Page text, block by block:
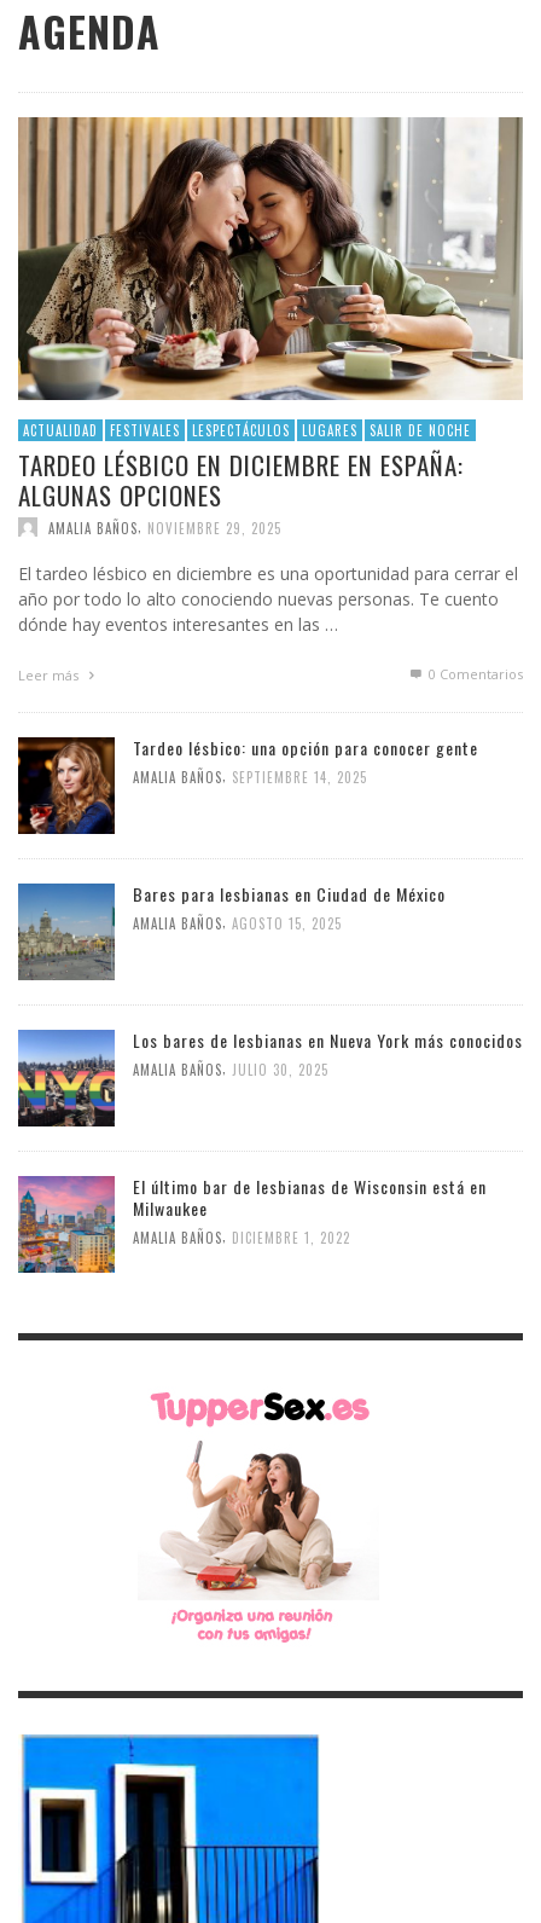
AGENDA
ACTUALIDAD FESTIVALES LESPECTÁCULOS LUGARES SALIR DE NOCHE
TARDEO LÉSBICO EN DICIEMBRE EN ESPAÑA:
ALGUNAS OPCIONES
AMALIA BAÑOS NOVIEMBRE 29, 2025
El tardeo lésbico en diciembre es una oportunidad para cerrar el
año por todo lo alto conociendo nuevas personas. Te cuento
dónde hay eventos interesantes en las …
Leer más 0 Comentarios
Tardeo lésbico: una opción para conocer gente
AMALIA BAÑOS, SEPTIEMBRE 14, 2025
Bares para lesbianas en Ciudad de México
AMALIA BAÑOS, AGOSTO 15, 2025
Los bares de lesbianas en Nueva York más conocidos
AMALIA BAÑOS, JULIO 30, 2025
El último bar de lesbianas de Wisconsin está en
Milwaukee
AMALIA BAÑOS, DICIEMBRE 1, 2022